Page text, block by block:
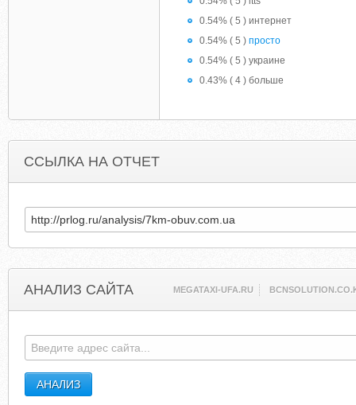
0.54% ( 5 ) интернет
0.54% ( 5 ) просто
0.54% ( 5 ) украине
0.43% ( 4 ) больше
ССЫЛКА НА ОТЧЕТ
АНАЛИЗ САЙТА MEGATAXI-UFA.RU